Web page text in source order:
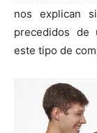
nos explican
precedidos de
este tipo de